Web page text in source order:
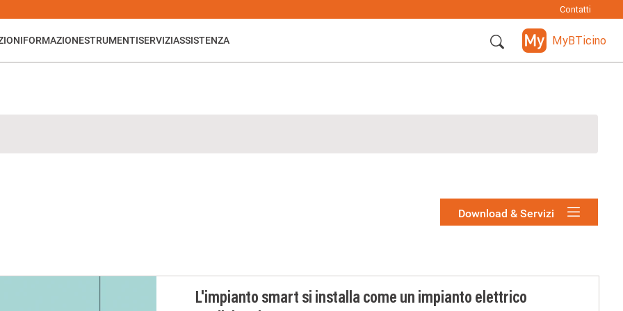
Contatti
FORMAZIONESTRUMENTISERVIZIASSISTENZA MyBTicino
Download & Servizi
L'impianto smart si installa come un impianto elettrico